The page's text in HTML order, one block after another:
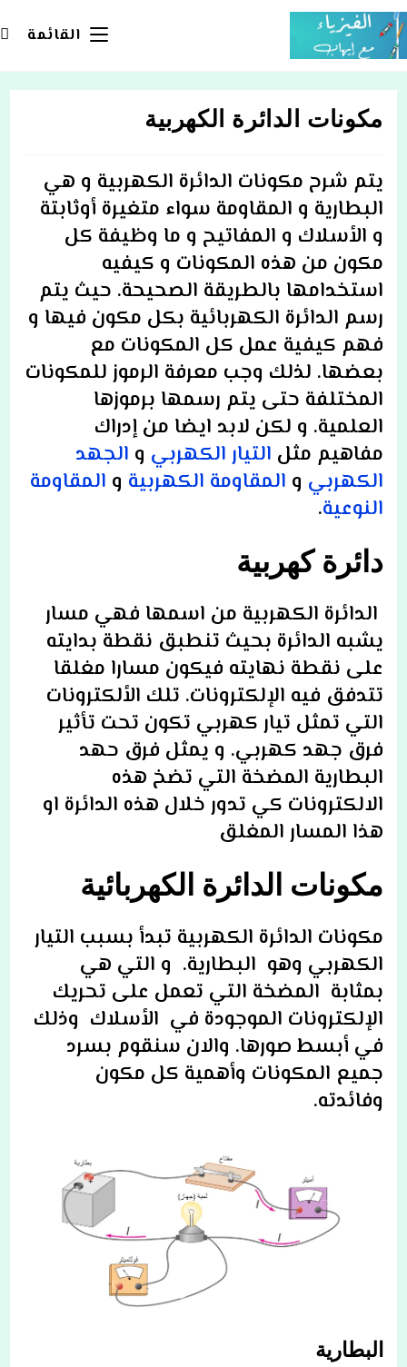
Skip
to
content
القائمة
مكونات الدائرة الكهربية
يتم شرح مكونات الدائرة الكهربية و هي
البطارية و المقاومة سواء متغيرة أوثابتة
و الأسلاك و المفاتيح و ما وظيفة كل
مكون من هذه المكونات و كيفيه
استخدامها بالطريقة الصحيحة. حيث يتم
رسم الدائرة الكهربائية بكل مكون فيها و
فهم كيفية عمل كل المكونات مع
بعضها. لذلك وجب معرفة الرموز للمكونات
المختلفة حتى يتم رسمها برموزها
العلمية. و لكن لابد ايضا من إدراك
مفاهيم مثل التيار الكهربي و الجهد
الكهربي و المقاومة الكهربية و المقاومة
النوعية.
دائرة كهربية
الدائرة الكهربية من اسمها فهي مسار
يشبه الدائرة بحيث تنطبق نقطة بدايته
على نقطة نهايته فيكون مسارا مغلقا
تتدفق فيه الإلكترونات. تلك الألكترونات
التي تمثل تيار كهربي تكون تحت تأثير
فرق جهد كهربي. و يمثل فرق حهد
البطارية المضخة التي تضخ هذه
الالكترونات كي تدور خلال هذه الدائرة او
هذا المسار المغلق
مكونات الدائرة الكهربائية
مكونات الدائرة الكهربية تبدأ بسبب التيار
الكهربي وهو البطارية. و التي هي
بمثابة المضخة التي تعمل على تحريك
الإلكترونات الموجودة في الأسلاك وذلك
في أبسط صورها. والان سنقوم بسرد
جميع المكونات وأهمية كل مكون
وفائدته.
البطارية